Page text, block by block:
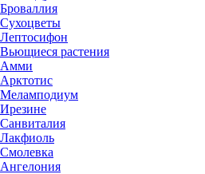
Броваллия
Сухоцветы
Лептосифон
Вьющиеся растения
Амми
Арктотис
Меламподиум
Ирезине
Санвиталия
Лакфиоль
Смолевка
Ангелония